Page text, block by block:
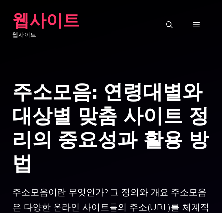
content
웹사이트
웹사이트
MENU
주소모음: 연령대별와
대상별 맞춤 사이트 정
리의 중요성과 활용 방
법
주소모음이란 무엇인가? 그 정의와 개요 주소모음
은 다양한 온라인 사이트들의 주소(URL)를 체계적